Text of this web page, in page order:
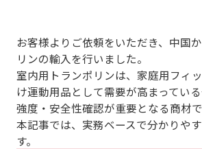
お客様よりご依頼をいただき、中国
リンの輸入を行いました。
室内用トランポリンは、家庭用フィ
け運動用品として需要が高まっている
強度・安全性確認が重要となる商材
本記事では、実務ベースで分かりや
す。